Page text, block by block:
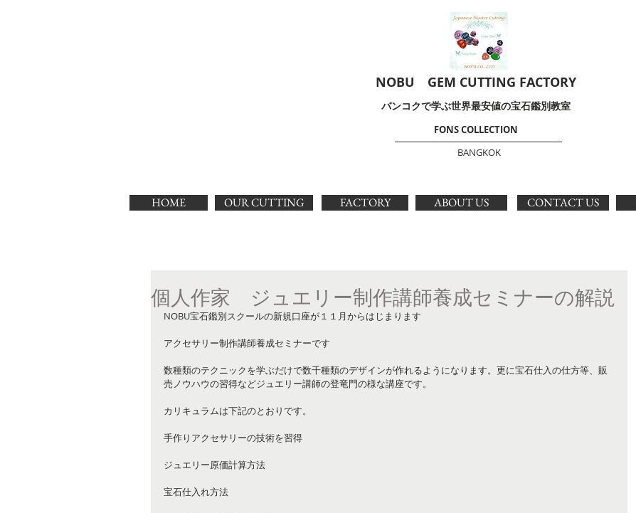
NOBU GEM CUTTING FACTORY
​バンコクで学ぶ世界最安値の宝石鑑別教室
FONS COLLECTION
BANGKOK
HOME OUR CUTTING FACTORY ABOUT US CONTACT US
個人作家 ジュエリー制作講師養成セミナーの解説
NOBU宝石鑑別スクールの新規口座が１１月からはじまります
アクセサリー制作講師養成セミナーです
数種類のテクニックを学ぶだけで数千種類のデザインが作れるようになります。更に宝石仕入の仕方等、販
売ノウハウの習得などジュエリー講師の登竜門の様な講座です。
カリキュラムは下記のとおりです。
手作りアクセサリーの技術を習得
ジュエリー原価計算方法
宝石仕入れ方法